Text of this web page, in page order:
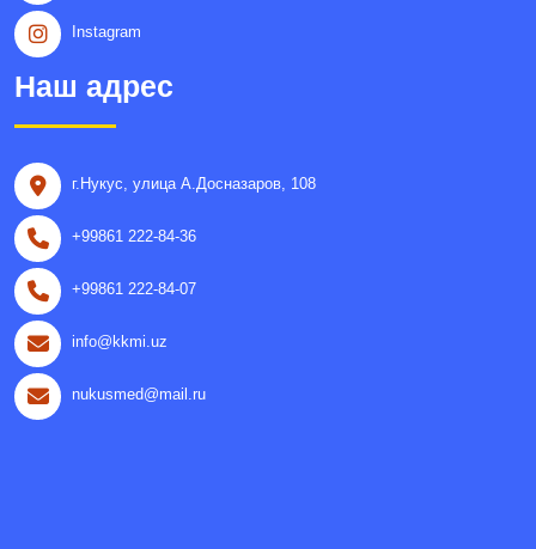
Instagram
Наш адрес
г.Нукус, улица A.Досназаров, 108
+99861 222-84-36
+99861 222-84-07
info@kkmi.uz
nukusmed@mail.ru